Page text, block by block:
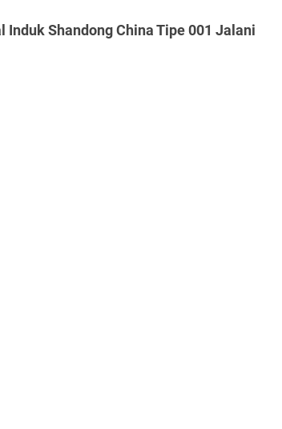
Shandong China Tipe 001 Jalani